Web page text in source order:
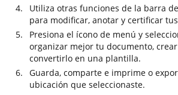
Utiliza otras funciones de la barra
para modificar, anotar y certificar
Presiona el ícono de menú y
organizar mejor tu documento,
convertirlo en una plantilla.
Guarda, comparte e imprime o
ubicación que seleccionaste.